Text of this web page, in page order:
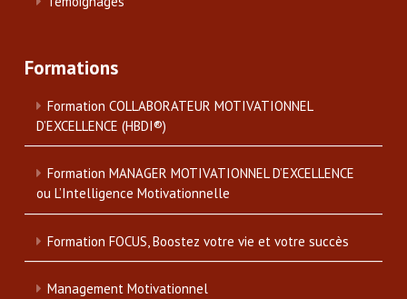
Formations
Formation COLLABORATEUR MOTIVATIONNEL
D’EXCELLENCE (HBDI®)
Formation MANAGER MOTIVATIONNEL D’EXCELLENCE
ou L’Intelligence Motivationnelle
Formation FOCUS, Boostez votre vie et votre succès
Management Motivationnel